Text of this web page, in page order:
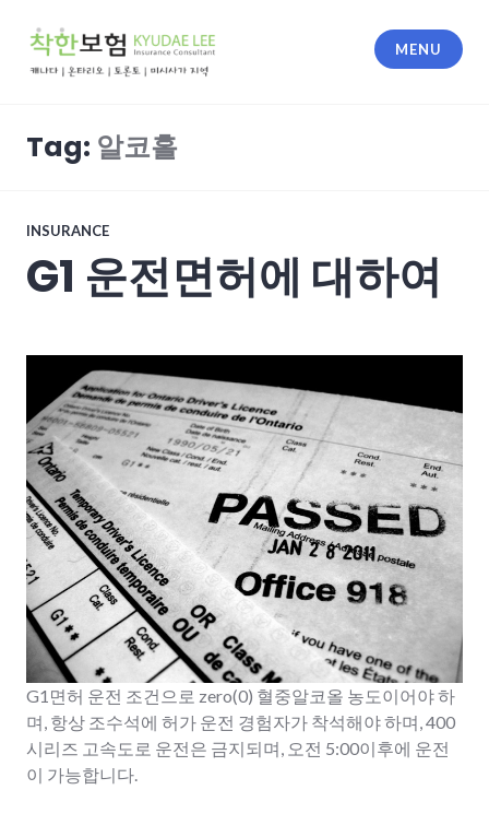
content
MENU
Tag: 알코홀
INSURANCE
G1 운전면허에 대하여
G1면허 운전 조건으로 zero(0) 혈중알코올 농도이어야 하
며, 항상 조수석에 허가 운전 경험자가 착석해야 하며, 400
시리즈 고속도로 운전은 금지되며, 오전 5:00이후에 운전
이 가능합니다.